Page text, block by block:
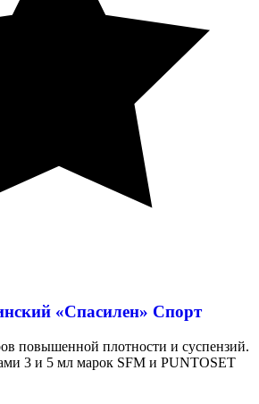
«Спасилен» Спорт
повышенной плотности и суспензий.
3 и 5 мл марок SFM и PUNTOSET